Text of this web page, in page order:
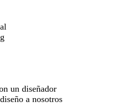
un diseñador
a nosotros